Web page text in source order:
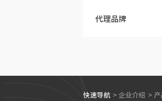
代理品牌
快速导航 > 企业介绍 >